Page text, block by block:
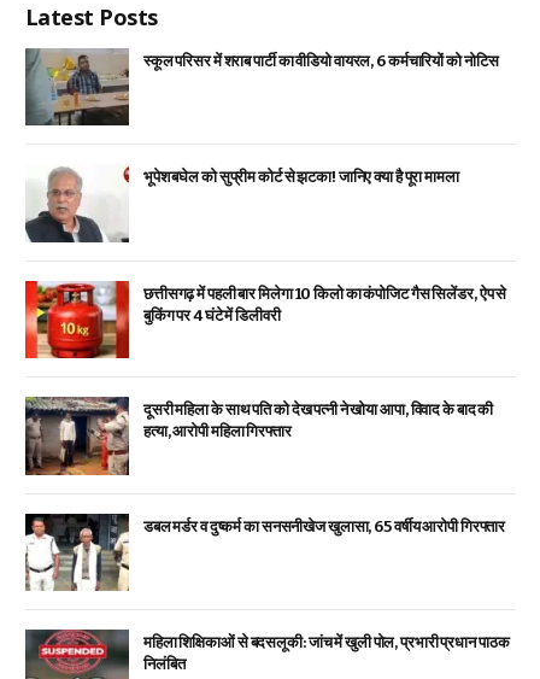
Latest Posts
स्कूल परिसर में शराब पार्टी का वीडियो वायरल, 6 कर्मचारियों को नोटिस
भूपेश बघेल को सुप्रीम कोर्ट से झटका! जानिए क्या है पूरा मामला
छत्तीसगढ़ में पहली बार मिलेगा 10 किलो का कंपोजिट गैस सिलेंडर, ऐप से
बुकिंग पर 4 घंटे में डिलीवरी
दूसरी महिला के साथ पति को देख पत्नी ने खोया आपा, विवाद के बाद की
हत्या, आरोपी महिला गिरफ्तार
डबल मर्डर व दुष्कर्म का सनसनीखेज खुलासा, 65 वर्षीय आरोपी गिरफ्तार
महिला शिक्षिकाओं से बदसलूकी: जांच में खुली पोल, प्रभारी प्रधान पाठक
निलंबित